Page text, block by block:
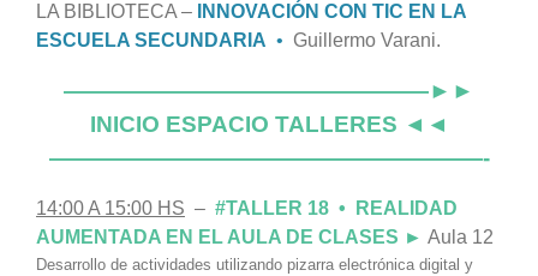
LA BIBLIOTECA –INNOVACIÓN CON TIC EN LA
ESCUELA SECUNDARIA • Guillermo Varani.
————————————————►►
INICIO ESPACIO TALLERES ◄◄
———————————————————-
14:00 A 15:00 HS – #TALLER 18 • REALIDAD
AUMENTADA EN EL AULA DE CLASES ► Aula 12
Desarrollo de actividades utilizando pizarra electrónica digital y